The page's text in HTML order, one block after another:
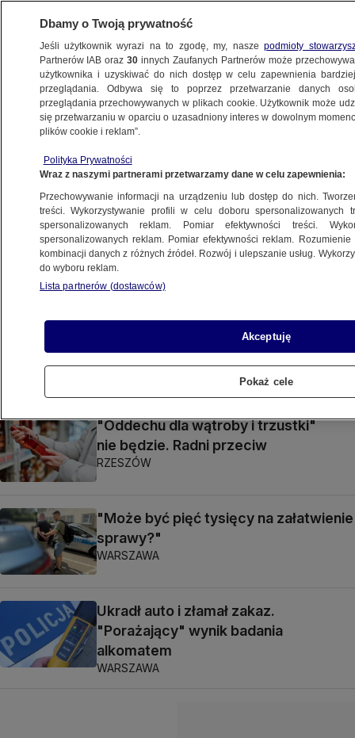
ALKOHOL
Alkohol i koncerty. Groźne połączenie
dla młodzieży
Anna Bielecka
Gdy petentka wsiadła do auta,
urzędniczki zadzwoniły na policję
LUBLIN
Miał dwa promile i złamał sądowy
zakaz. Patryk Ż. ma spędzić w celi
cztery lata
"Oddechu dla wątroby i trzustki"
nie będzie. Radni przeciw
RZESZÓW
"Może być pięć tysięcy na załatwienie
sprawy?"
WARSZAWA
Ukradł auto i złamał zakaz.
"Porażający" wynik badania
alkomatem
WARSZAWA
Dbamy o Twoją prywatność
Jeśli użytkownik wyrazi na to zgodę, my, naszepodmioty
Partnerów IAB oraz30 innych Zaufanych Partnerów może
użytkownika i uzyskiwać do nich dostęp w celu zapewnienia
przeglądania. Odbywa się to poprzez przetwarzanie danych
przeglądania przechowywanych w plikach cookie. Użytkownik może
się przetwarzaniu w oparciu o uzasadniony interes w dowolnym
plików cookie i reklam”.
Polityka Prywatności
Wraz z naszymi partnerami przetwarzamy dane w celu zapewnienia:
Przechowywanie informacji na urządzeniu lub dostęp do nich.
treści. Wykorzystywanie profili w celu doboru spersonalizowanych
spersonalizowanych reklam. Pomiar efektywności treści.
spersonalizowanych reklam. Pomiar efektywności reklam.
kombinacji danych z różnych źródeł. Rozwój i ulepszanie usług.
do wyboru reklam.
Lista partnerów (dostawców)
Akceptuję
Pokaż cele